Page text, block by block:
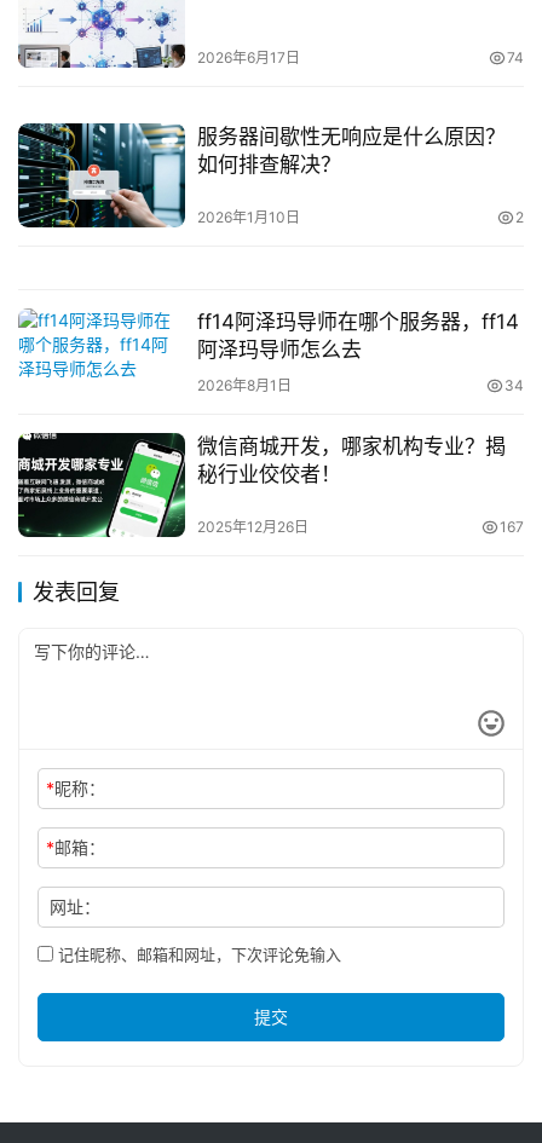
2026年6月17日 74
服务器间歇性无响应是什么原因？
如何排查解决？
2026年1月10日 2
ff14阿泽玛导师在哪个服务器，ff14
阿泽玛导师怎么去
2026年8月1日 34
微信商城开发，哪家机构专业？揭
秘行业佼佼者！
2025年12月26日 167
发表回复
*昵称：
*邮箱：
网址：
记住昵称、邮箱和网址，下次评论免输入
提交